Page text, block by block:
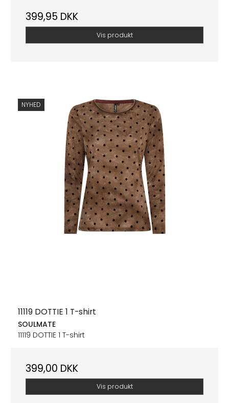
399,95 DKK
Vis produkt
NYHED
11119 DOTTIE 1 T-shirt
SOULMATE
11119 DOTTIE 1 T-shirt
399,00 DKK
Vis produkt